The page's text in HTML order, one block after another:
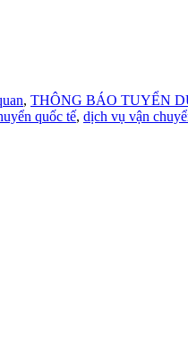
, THÔNG BÁO TUYỂN
quốc tế, dịch vụ vận